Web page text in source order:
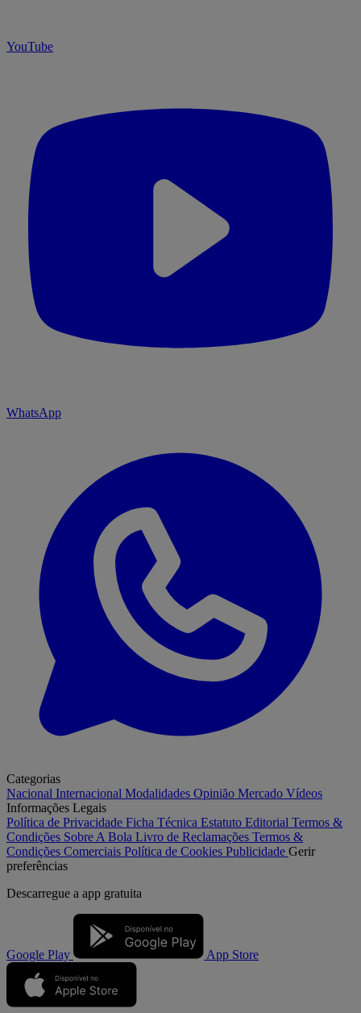
YouTube
WhatsApp
Categorias
Nacional Internacional Modalidades Opinião Mercado Vídeos
Informações Legais
Política de Privacidade Ficha Técnica Estatuto Editorial Termos &
Condições Sobre A Bola Livro de Reclamações Termos &
Condições Comerciais Política de Cookies Publicidade Gerir
preferências
Descarregue a app gratuita
Google Play App Store